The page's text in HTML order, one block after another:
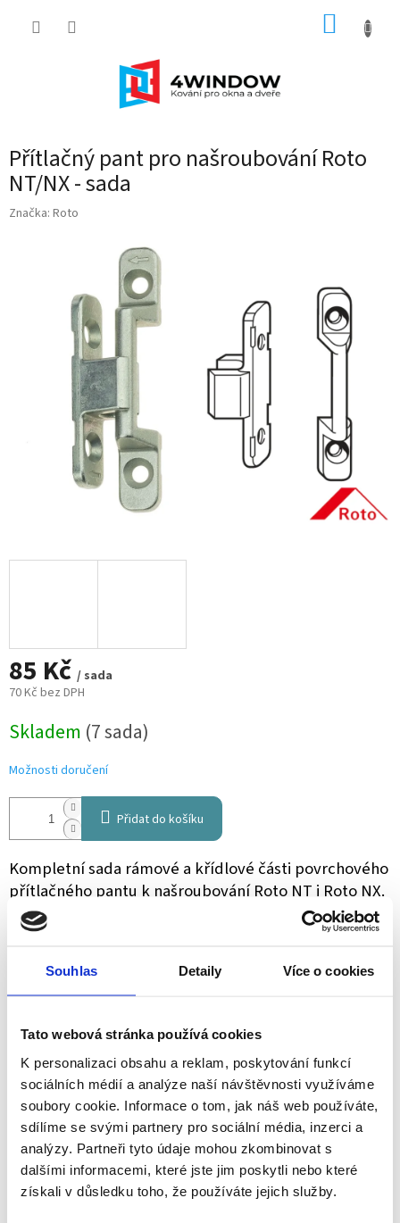
Souhlas Detaily Více o cookies
Tato webová stránka používá cookies
K personalizaci obsahu a reklam, poskytování funkcí
sociálních médií a analýze naší návštěvnosti využíváme
soubory cookie. Informace o tom, jak náš web používáte,
sdílíme se svými partnery pro sociální média, inzerci a
analýzy. Partneři tyto údaje mohou zkombinovat s
dalšími informacemi, které jste jim poskytli nebo které
získali v důsledku toho, že používáte jejich služby.
Přítlačný pant pro našroubování Roto
NT/NX - sada
Značka: Roto
85 Kč / sada
70 Kč bez DPH
cena:
Skladem (7 sada)
Možnosti doručení
Přidat do košíku
Kompletní sada rámové a křídlové části povrchového
přítlačného pantu k našroubování Roto NT i Roto NX.
Používá se pro plastová a dřevěná okna, která se
Krytky v bílé barvě lze dokoupit zvlášť.
ZEPTAT SE SDÍLET
Schüco partner
Jsme oficiální prodejce a servis